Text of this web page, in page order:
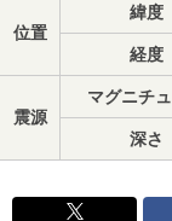
位置
緯度
経度
震源
マグニチ
深さ